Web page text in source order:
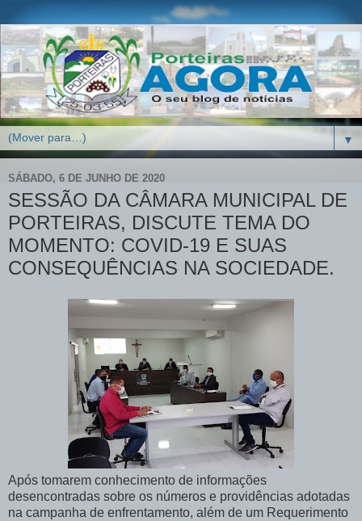
▼
SÁBADO, 6 DE JUNHO DE 2020
SESSÃO DA CÂMARA MUNICIPAL DE
PORTEIRAS, DISCUTE TEMA DO
MOMENTO: COVID-19 E SUAS
CONSEQUÊNCIAS NA SOCIEDADE.
Após tomarem conhecimento de informações
desencontradas sobre os números e providências adotadas
na campanha de enfrentamento, além de um Requerimento